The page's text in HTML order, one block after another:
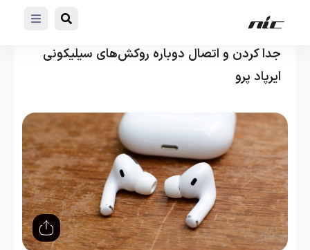
جدا کردن و اتصال دوباره روکش‌های سیلیکونی
ایرپاد پرو